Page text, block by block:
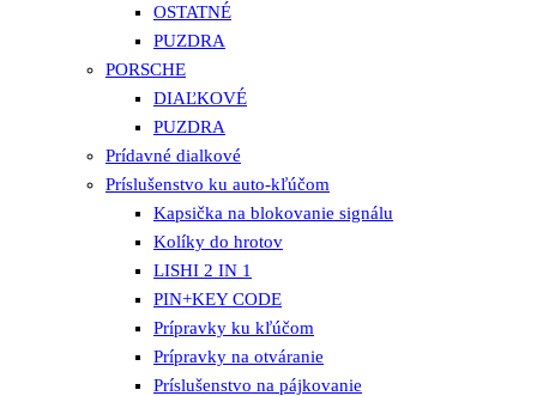
OSTATNÉ
PUZDRA
PORSCHE
DIAĽKOVÉ
PUZDRA
Prídavné dialkové
Príslušenstvo ku auto-kľúčom
Kapsička na blokovanie signálu
Kolíky do hrotov
LISHI 2 IN 1
PIN+KEY CODE
Prípravky ku kľúčom
Prípravky na otváranie
Príslušenstvo na pájkovanie